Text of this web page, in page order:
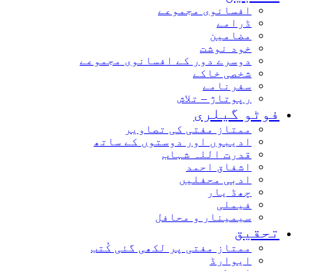
افسانوی مجموعے
ڈرامے
مضامین
خود نوشت
دوسرے دور کے افسانوی مجموعے
شخصی خاکے
سفرنامے
رپوتاژ – تلاش
فوٹو گیلری
ممتاز مفتی کی تصاویر
ادیبوں اور دوستوں کے ساتھ
قدرت اللہ شہاب
اشفاق احمد
ادبی محفلیں
چھڈ یار
فیملی
سیمینار و محافل
تحقیق
ممتاز مفتی پر لکھی گئی کُتب
ایوارڈ